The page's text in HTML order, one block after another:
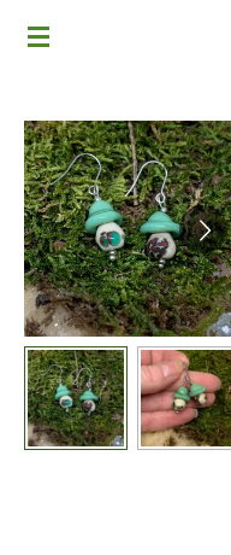
Ga
de
hoofdinhoud